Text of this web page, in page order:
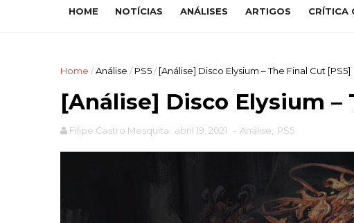
HOME NOTÍCIAS ANÁLISES ARTIGOS CRÍTICA
Home /Análise / PS5/ [Análise] Disco Elysium – The Final Cut [PS5]
[Análise] Disco Elysium –
Filipe Castro Mesquita abril 19, 2021 - Análise PS5